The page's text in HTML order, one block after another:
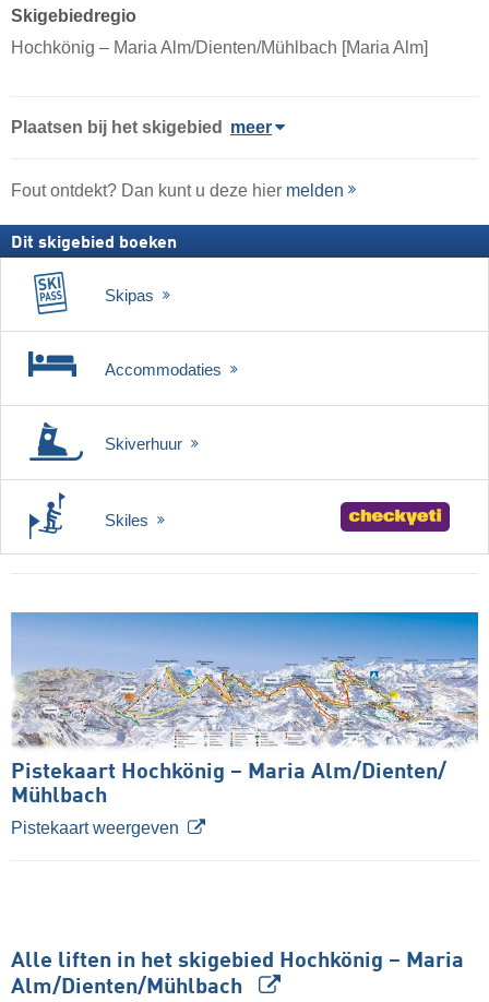
Skigebiedregio
Hochkönig – Maria Alm/​Dienten/​Mühlbach [Maria Alm]
Plaatsen bij het skigebied meer
Fout ontdekt? Dan kunt u deze hier melden
Dit skigebied boeken
Skipas
Accommodaties
Skiverhuur
Skiles
Pistekaart Hochkönig – Maria Alm/​Dienten/​
Mühlbach
Pistekaart weergeven
Alle liften in het skigebied Hochkönig – Maria
Alm/​Dienten/​Mühlbach